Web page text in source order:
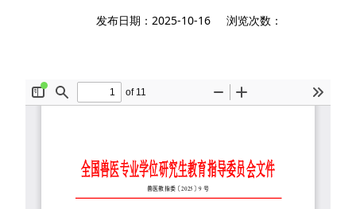
发布日期：2025-10-16 浏览次数：